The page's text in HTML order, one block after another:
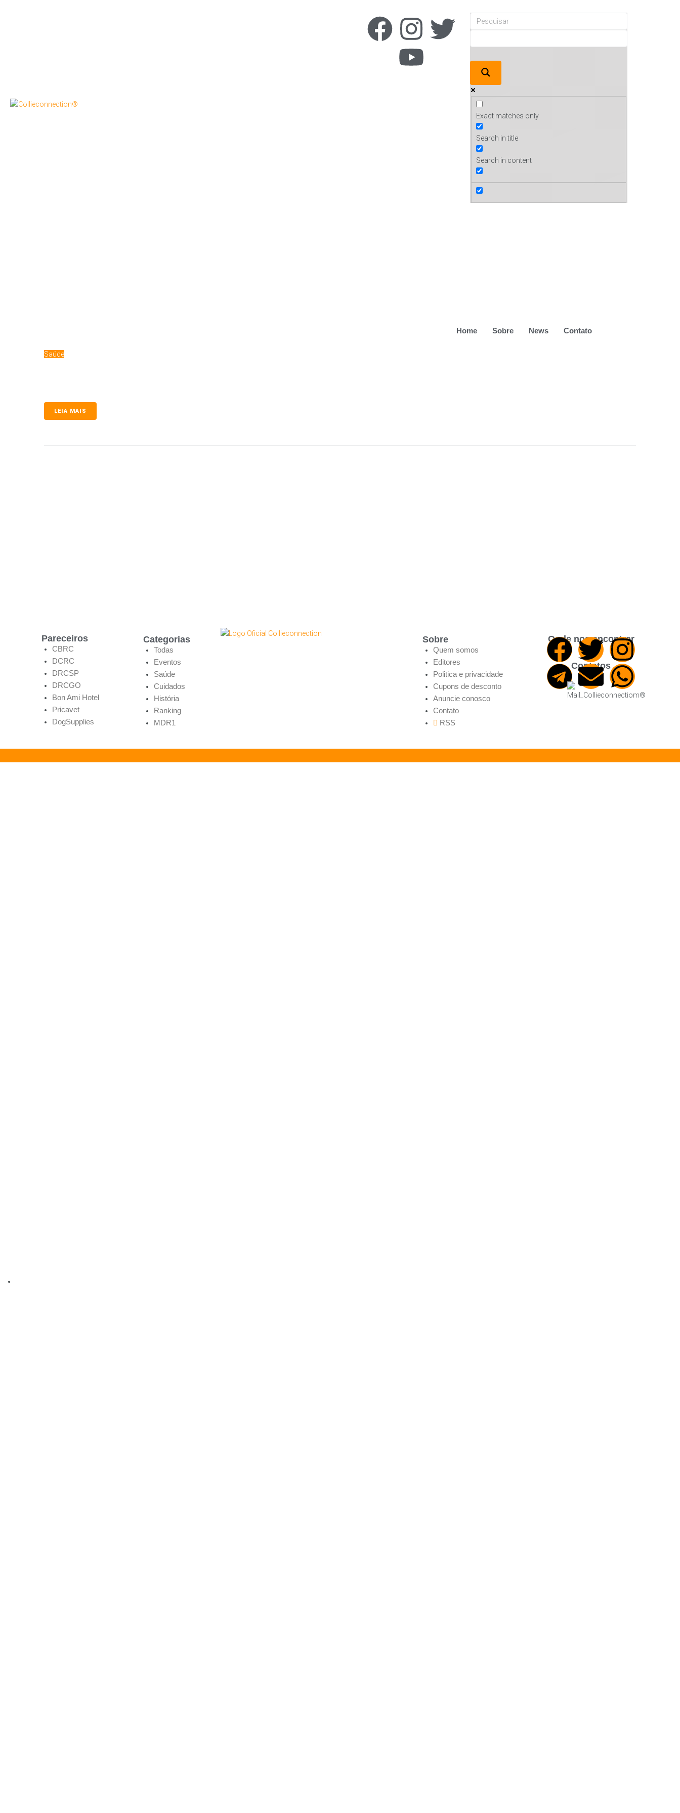
Exact matches only
Search in title
Search in content
Home Sobre News Contato
Saúde
LEIA MAIS
Pareceiros
CBRC
DCRC
DRCSP
DRCGO
Bon Ami Hotel
Pricavet
DogSupplies
Categorias
Todas
Eventos
Saúde
Cuidados
História
Ranking
MDR1
Sobre
Quem somos
Editores
Politica e privacidade
Cupons de desconto
Anuncie conosco
Contato
RSS
Onde nos encontrar
Contatos